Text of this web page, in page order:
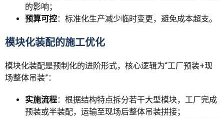
的影响；
预算可控：标准化生产减少临时变更，避免成本超支。
模块化装配的施工优化
模块化装配是预制化的进阶形式，核心逻辑为“工厂预装+现
场整体吊装”：
实施流程：根据结构特点拆分若干大型模块，工厂完成
预装或半装配，运输至现场后整体吊装拼接；